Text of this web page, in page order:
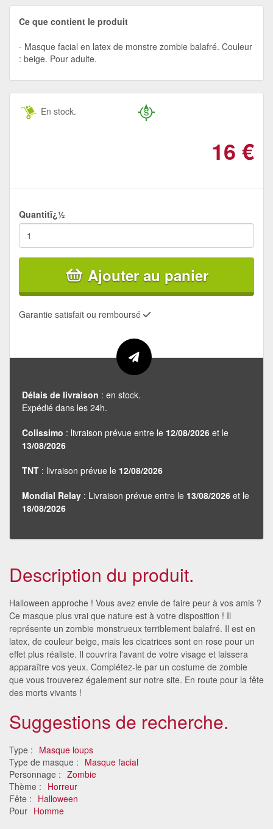
Ce que contient le produit
Masque facial en latex de monstre zombie balafré. Couleur
: beige. Pour adulte.
En stock.
16 €
Quantitï¿½
Ajouter au panier
Garantie satisfait ou remboursé
Délais de livraison : en stock.
Expédié dans les 24h.
Colissimo : livraison prévue entre le 12/08/2026 et le
13/08/2026
TNT : livraison prévue le 12/08/2026
Mondial Relay : Livraison prévue entre le 13/08/2026 et le
18/08/2026
Description du produit.
Halloween approche ! Vous avez envie de faire peur à vos amis ?
Ce masque plus vrai que nature est à votre disposition ! Il
représente un zombie monstrueux terriblement balafré. Il est en
latex, de couleur beige, mais les cicatrices sont en rose pour un
effet plus réaliste. Il couvrira l'avant de votre visage et laissera
apparaître vos yeux. Complétez-le par un costume de zombie
que vous trouverez également sur notre site. En route pour la fête
des morts vivants !
Suggestions de recherche.
Type : Masque loups
Type de masque : Masque facial
Personnage : Zombie
Thème : Horreur
Fête : Halloween
Pour Homme